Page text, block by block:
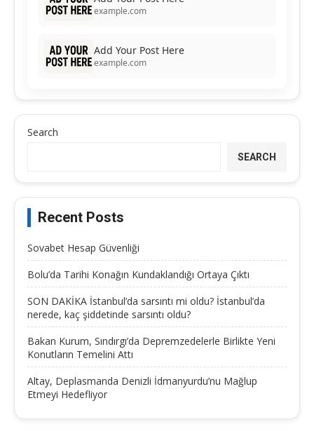
example.com
Add Your Post Here
example.com
Search
SEARCH
Recent Posts
Sovabet Hesap Güvenliği
Bolu’da Tarihi Konağın Kundaklandığı Ortaya Çıktı
SON DAKİKA İstanbul’da sarsıntı mi oldu? İstanbul’da
nerede, kaç şiddetinde sarsıntı oldu?
Bakan Kurum, Sındırgı’da Depremzedelerle Birlikte Yeni
Konutların Temelini Attı
Altay, Deplasmanda Denizli İdmanyurdu’nu Mağlup
Etmeyi Hedefliyor